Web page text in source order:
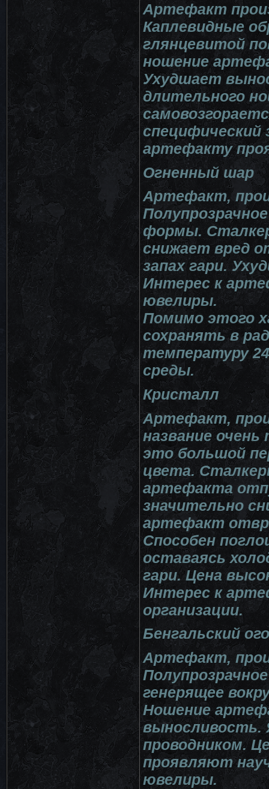
Артефакт
Каплевидные
глянцевитой
ношение
Ухудшает
длительного
специфический
артефакту
Огненный шар
Артефакт,
формы.
снижает вред
запах гари.
Интерес к
ювелиры.
Помимо этого
сохранять в
температуру
среды.
Кристалл
Артефакт,
название
это большой
цвета.
артефакта
значительно
артефакт
Способен
оставаясь
гари. Цена
Интерес к
организации.
Бенгальский
Артефакт,
генерящее
Ношение
выносливость.
проводником.
проявляют
ювелиры.